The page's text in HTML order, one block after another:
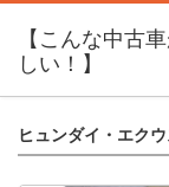
【こんな中古
しい！】
ヒュンダイ・エクウ